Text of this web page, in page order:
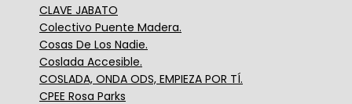
CLAVE JABATO
Colectivo Puente Madera.
Cosas De Los Nadie.
Coslada Accesible.
COSLADA, ONDA ODS, EMPIEZA POR TÍ.
CPEE Rosa Parks